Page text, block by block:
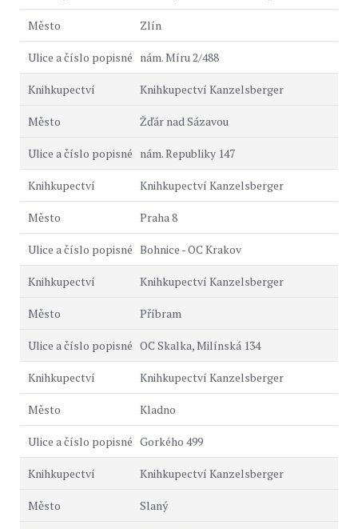
Zlín
nám. Míru 2/488
Knihkupectví Kanzelsberger
Žďár nad Sázavou
nám. Republiky 147
Knihkupectví Kanzelsberger
Praha 8
Bohnice - OC Krakov
Knihkupectví Kanzelsberger
Příbram
OC Skalka, Milínská 134
Knihkupectví Kanzelsberger
Kladno
Gorkého 499
Knihkupectví Kanzelsberger
Slaný